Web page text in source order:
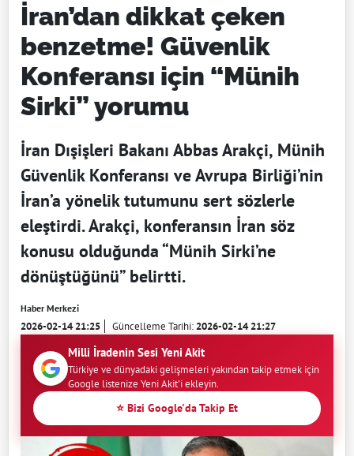
İran’dan dikkat çeken
benzetme! Güvenlik
Konferansı için “Münih
Sirki” yorumu
İran Dışişleri Bakanı Abbas Arakçi, Münih
Güvenlik Konferansı ve Avrupa Birliği’nin
İran’a yönelik tutumunu sert sözlerle
eleştirdi. Arakçi, konferansın İran söz
konusu olduğunda “Münih Sirki’ne
dönüştüğünü” belirtti.
Haber Merkezi
2026-02-14 21:25 Güncelleme Tarihi:2026-02-14 21:27
Milli İradenin Sesi Yeni Akit
Türkiye ve dünyadaki gelişmeleri yakından takip etmek için
Google listenize Yeni Akit'i ekleyin.
⭐ Bizi Google'da Takip Et